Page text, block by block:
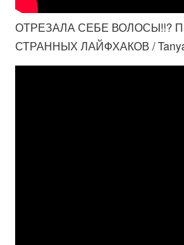
ОТРЕЗАЛА СЕБЕ ВОЛОСЫ!!?
СТРАННЫХ ЛАЙФХАКОВ /